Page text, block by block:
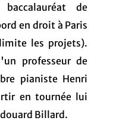
de
en droit à Paris
les projets).
professeur de
pianiste Henri
en tournée lui
Billard.